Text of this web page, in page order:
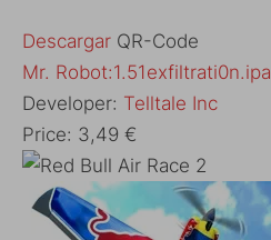
Descargar QR-Code
Mr. Robot:1.51exfiltrati0n.ipa
Developer: Telltale Inc
Price: 3,49 €